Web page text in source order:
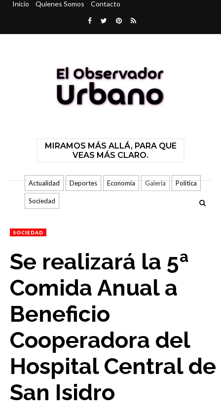
Inicio Quienes Somos Contacto
MIRAMOS MÁS ALLÁ, PARA QUE
VEAS MÁS CLARO.
Actualidad Deportes Economía Galería Politica
Sociedad
SOCIEDAD
Se realizará la 5ª
Comida Anual a
Beneficio
Cooperadora del
Hospital Central de
San Isidro